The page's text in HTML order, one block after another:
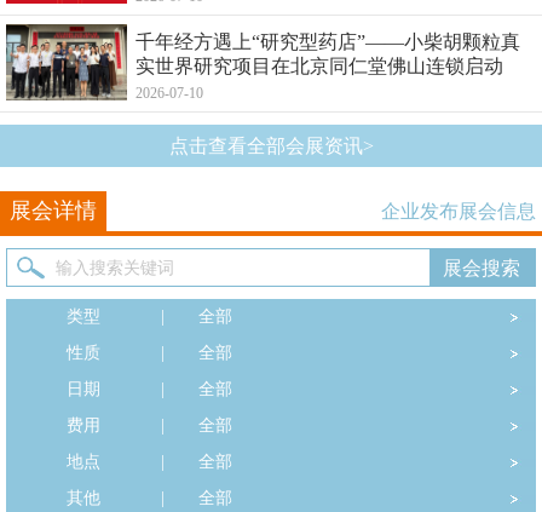
千年经方遇上“研究型药店”——小柴胡颗粒真
实世界研究项目在北京同仁堂佛山连锁启动
2026-07-10
点击查看全部会展资讯>
展会详情 企业发布展会信息
类型
全部
性质
全部
日期
全部
费用
全部
地点
全部
其他
全部